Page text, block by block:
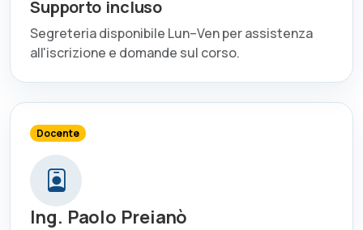
Supporto incluso
Segreteria disponibile Lun–Ven per assistenza
all'iscrizione e domande sul corso.
Docente
Ing. Paolo Preianò